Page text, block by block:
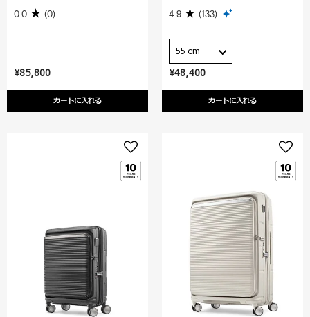
¥85,800
カートに入れる
0.0 (0)
¥48,400
カートに入れる
4.9 (133)
55 cm